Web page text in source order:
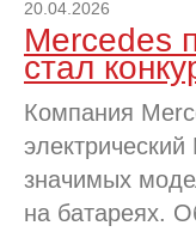
20.04.2026
Mercedes
стал
Компания
значимых
на батареях.